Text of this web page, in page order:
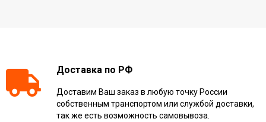
Доставка по РФ
Доставим Ваш заказ в любую точку России
собственным транспортом или службой доставки,
так же есть возможность самовывоза.